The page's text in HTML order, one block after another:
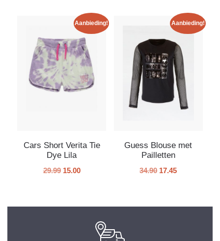
Aanbieding!
Cars Short Verita Tie
Dye Lila
29.99 15.00
Aanbieding!
Guess Blouse met
Pailletten
34.90 17.45